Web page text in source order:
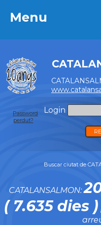
Menu
Login
Password
perdut?
Buscar ciutat de
CATALANSALMON:
( 7.635 dies )
Menu